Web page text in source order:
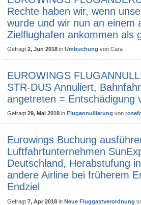
Rechte haben wir, wenn
wurde und wir nun an einem
Zielflughafen ankommen als
Gefragt 2, Jun 2018 inUmbuchung vonCara
EUROWINGS
STR-DUS Annuliert,
angetreten = Entschädigung
Gefragt 29, Mai 2018 in Flugannullierung von
Eurowings Buchung
Luftfahrtunternehmen
Deutschland, Herabstufung
andere Airline bei früherem
Endziel
Gefragt 7, Apr 2018 inNeue Fluggastverordnung